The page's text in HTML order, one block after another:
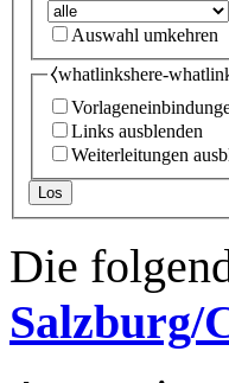
Auswahl umkehren
⧼whatlinkshere-
Links ausblenden
Weiterleitungen
Los
Die
Salzburg/